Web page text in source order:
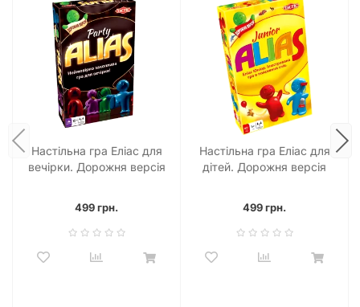
Настільна гра Еліас для
вечірки. Дорожня версія
499 грн.
Настільна гра Еліас для
дітей. Дорожня версія
499 грн.